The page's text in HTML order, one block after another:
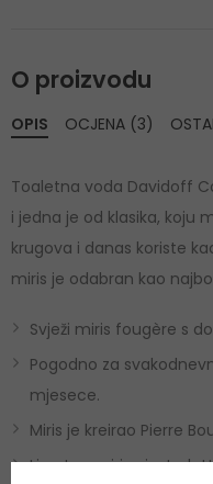
O proizvodu
OPIS
Toaletna voda Davidoff
i jedna je od klasika, koju
krugova i danas koriste
miris je odabran kao
Svježi miris fougère s
Pogodno za
mjesece.
Miris je kreirao Pierre
Lice tog mirisa je Josh
OCJENA (3)